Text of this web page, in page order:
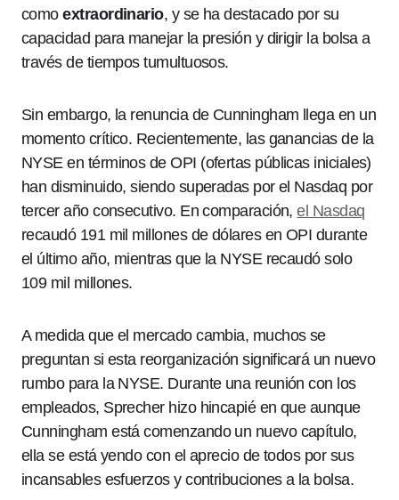
comoextraordinario, y se ha destacado por su
capacidad para manejar la presión y dirigir la bolsa a
través de tiempos tumultuosos.
Sin embargo, la renuncia de Cunningham llega en un
momento crítico. Recientemente, las ganancias de la
NYSE en términos de OPI (ofertas públicas iniciales)
han disminuido, siendo superadas por el Nasdaq por
tercer año consecutivo. En comparación,el Nasdaq
recaudó 191 mil millones de dólares en OPI durante
el último año, mientras que la NYSE recaudó solo
109 mil millones.
A medida que el mercado cambia, muchos se
preguntan si esta reorganización significará un nuevo
rumbo para la NYSE. Durante una reunión con los
empleados, Sprecher hizo hincapié en que aunque
Cunningham está comenzando un nuevo capítulo,
ella se está yendo con el aprecio de todos por sus
incansables esfuerzos y contribuciones a la bolsa.